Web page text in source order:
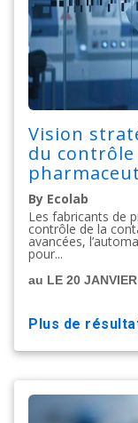
Vision
du
By Ecolab
Les fabricants de
contrôle de la
avancées,
pour...
au LE 20
plus de